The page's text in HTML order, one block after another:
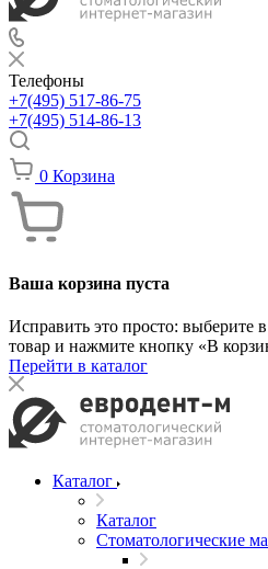
Телефоны
+7(495) 517-86-75
+7(495) 514-86-13
0 Корзина
Ваша корзина пуста
Исправить это просто: выберите
товар и нажмите кнопку «В
Перейти в каталог
Каталог
Каталог
Стоматологические